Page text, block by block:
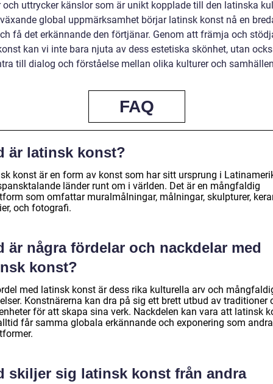
och uttrycker känslor som är unikt kopplade till den latinska
global uppmärksamhet börjar latinsk konst nå en
få det erkännande den förtjänar. Genom att främja och
kan vi inte bara njuta av dess estetiska skönhet, utan
till dialog och förståelse mellan olika kulturer och
FAQ
är latinsk konst?
konst är en form av konst som har sitt ursprung i
länder runt om i världen. Det är en mångfaldig
som omfattar muralmålningar, målningar, skulpturer,
och fotografi.
är några fördelar och nackdelar med
konst?
med latinsk konst är dess rika kulturella arv och
Konstnärerna kan dra på sig ett brett utbud av traditioner
för att skapa sina verk. Nackdelen kan vara att latinsk
får samma globala erkännande och exponering som andra
skiljer sig latinsk konst från andra